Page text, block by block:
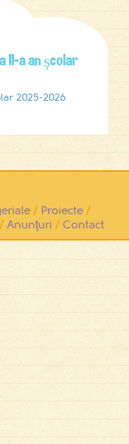
II-a an școlar
2025-2026
/ Proiecte /
/ Anunţuri / Contact